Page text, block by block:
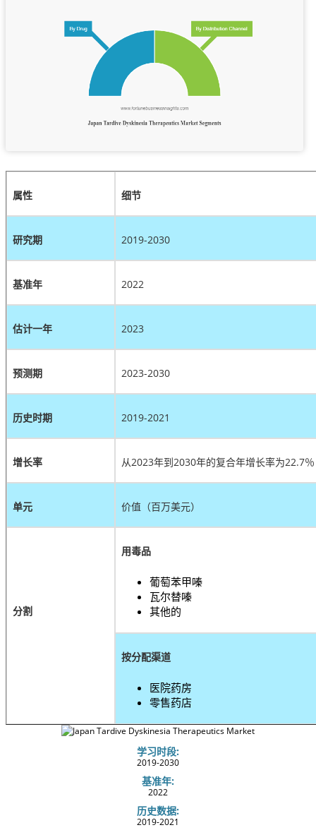
属性 细节
研究期 2019-2030
基准年 2022
估计一年 2023
预测期 2023-2030
历史时期 2019-2021
增长率 从2023年到2030年的复合年增长率为22.7％
单元 价值（百万美元）
分割
用毒品
葡萄苯甲嗪
瓦尔替嗪
其他的
按分配渠道
医院药房
零售药店
学习时段:
2019-2030
基准年:
2022
历史数据:
2019-2021